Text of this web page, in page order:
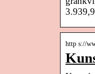
http s://